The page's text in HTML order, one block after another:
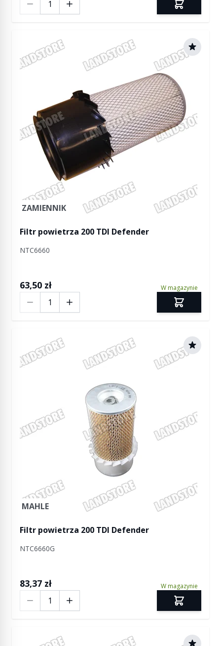
ZAMIENNIK
Filtr powietrza 200 TDI Defender
NTC6660
63,50 zł W magazynie
MAHLE
Filtr powietrza 200 TDI Defender
NTC6660G
83,37 zł W magazynie